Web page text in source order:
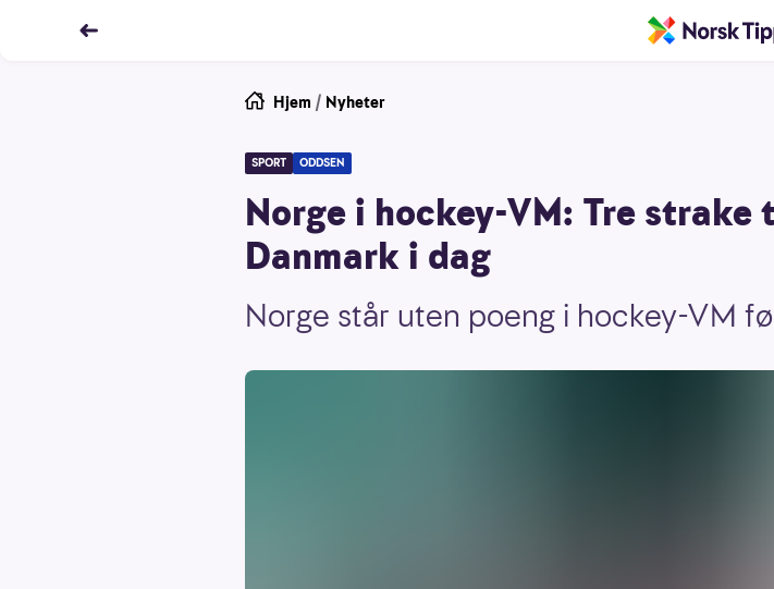
Hjem / Nyheter
SPORT ODDSEN
Norge i hockey-VM: Tre
Danmark i dag
Norge står uten poeng i hockey-VM